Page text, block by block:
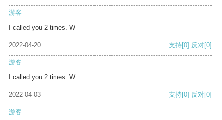
游客
I called you 2 times. W
2022-04-20 支持[0] 反对[0]
游客
I called you 2 times. W
2022-04-03 支持[0] 反对[0]
游客